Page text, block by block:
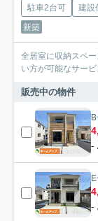
駐車2台可 建設
新築
全居室に収納スペ
い方が可能なサー
販売中の物件
-
-